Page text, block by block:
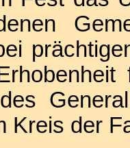
Kreis der